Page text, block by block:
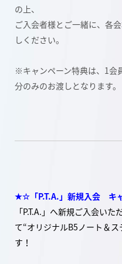
の上、
ご入会者様とご一緒に、各
しください。
※キャンペーン特典は、1会
分のみのお渡しとなります。
★☆「P.T.A.」新規入会
キ
「P.T.A.」へ新規ご入会い
て“オリジナルB5ノート＆
す！